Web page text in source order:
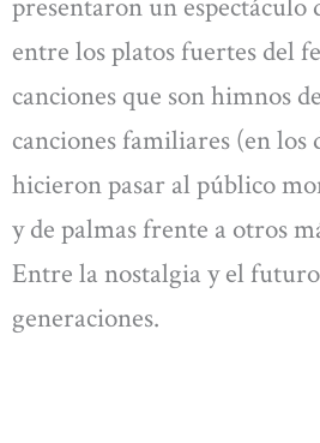
presentaron un espectáculo
entre los platos fuertes del
canciones que son himnos
canciones familiares (en los
hicieron pasar al público
y de palmas frente a otros
Entre la nostalgia y el
generaciones.